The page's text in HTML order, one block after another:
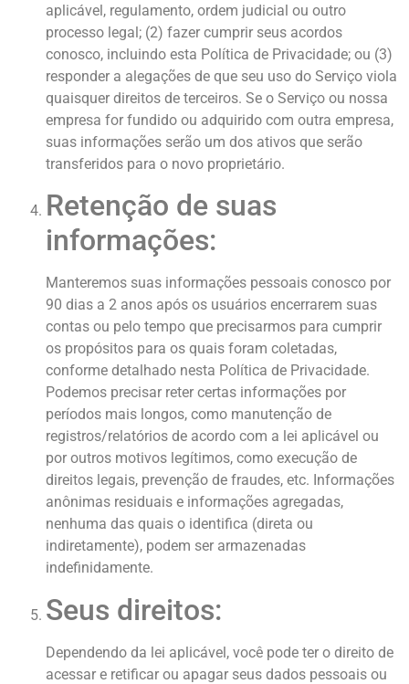
aplicável, regulamento, ordem judicial ou outro
processo legal; (2) fazer cumprir seus acordos
conosco, incluindo esta Política de Privacidade; ou (3)
responder a alegações de que seu uso do Serviço viola
quaisquer direitos de terceiros. Se o Serviço ou nossa
empresa for fundido ou adquirido com outra empresa,
suas informações serão um dos ativos que serão
transferidos para o novo proprietário.
Retenção de suas
informações:
Manteremos suas informações pessoais conosco por
90 dias a 2 anos após os usuários encerrarem suas
contas ou pelo tempo que precisarmos para cumprir
os propósitos para os quais foram coletadas,
conforme detalhado nesta Política de Privacidade.
Podemos precisar reter certas informações por
períodos mais longos, como manutenção de
registros/relatórios de acordo com a lei aplicável ou
por outros motivos legítimos, como execução de
direitos legais, prevenção de fraudes, etc. Informações
anônimas residuais e informações agregadas,
nenhuma das quais o identifica (direta ou
indiretamente), podem ser armazenadas
indefinidamente.
Seus direitos:
Dependendo da lei aplicável, você pode ter o direito de
acessar e retificar ou apagar seus dados pessoais ou